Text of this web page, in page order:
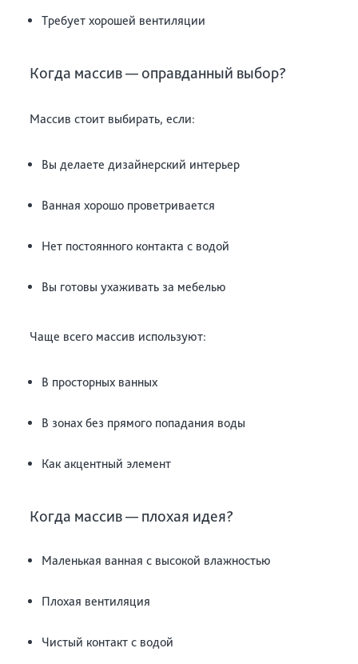
Требует хорошей вентиляции
Когда массив — оправданный выбор?
Массив стоит выбирать, если:
Вы делаете дизайнерский интерьер
Ванная хорошо проветривается
Нет постоянного контакта с водой
Вы готовы ухаживать за мебелью
Чаще всего массив используют:
В просторных ванных
В зонах без прямого попадания воды
Как акцентный элемент
Когда массив — плохая идея?
Маленькая ванная с высокой влажностью
Плохая вентиляция
Чистый контакт с водой